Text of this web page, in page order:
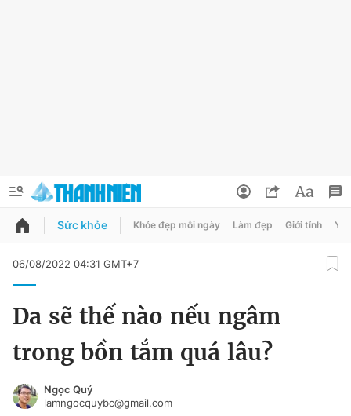
QUẢNG CÁO ĐẶT BÁO
Chào ngày mới
Đổi mật khẩu
Tin đã lưu
Tin đã xem
Sức khỏe Khỏe đẹp mỗi ngày Làm đẹp Giới tính Y
06/08/2022 04:31 GMT+7
Da sẽ thế nào nếu ngâm
trong bồn tắm quá lâu?
Ngọc Quý
lamngocquybc@gmail.com